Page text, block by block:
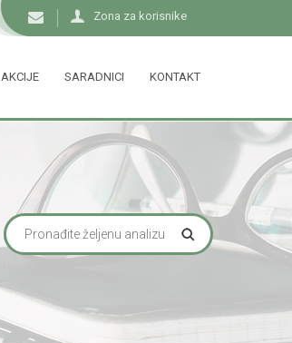
Zona za korisnike
AKCIJE SARADNICI KONTAKT